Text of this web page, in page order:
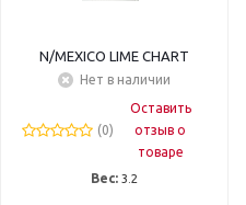
N/MEXICO LIME CHART
Нет в наличии
(0)
Оставить
отзыв о
товаре
Вес: 3.2